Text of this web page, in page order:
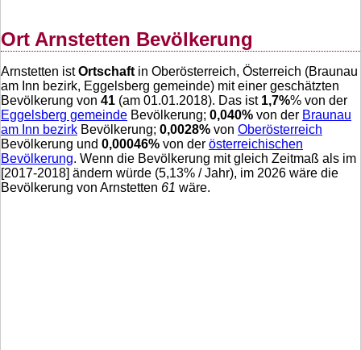
Ort Arnstetten Bevölkerung
Arnstetten istOrtschaft in Oberösterreich, Österreich (Braunau
am Inn bezirk, Eggelsberg gemeinde) mit einer geschätzten
Bevölkerung von 41 (am 01.01.2018). Das ist 1,7%% von der
Eggelsberg gemeinde Bevölkerung; 0,040% von der Braunau
am Inn bezirk Bevölkerung; 0,0028% von Oberösterreich
Bevölkerung und 0,00046% von der österreichischen
Bevölkerung. Wenn die Bevölkerung mit gleich Zeitmaß als im
[2017-2018] ändern würde (5,13% / Jahr), im 2026 wäre die
Bevölkerung von Arnstetten 61 wäre.